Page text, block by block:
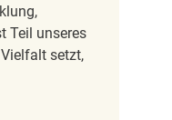
Teil unseres
setzt,
REQ124809